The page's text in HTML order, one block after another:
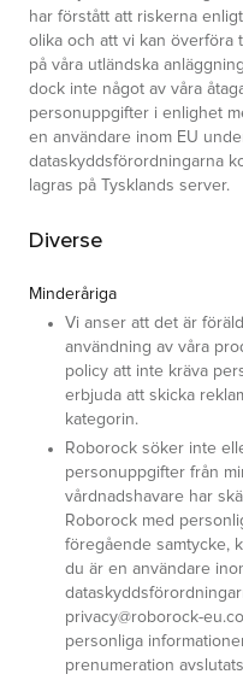
har förstått att riskerna
olika och att vi kan överföra
på våra utländska
dock inte något av våra
personuppgifter i enlighet
en användare inom EU
dataskyddsförordningarna
lagras på Tysklands server.
Diverse
Minderåriga
Vi anser att det är
användning av våra
policy att inte kräva
erbjuda att skicka
kategorin.
Roborock söker inte
personuppgifter från
vårdnadshavare har
Roborock med
föregående samtycke,
du är en användare
privacy@roborock-
personliga
prenumeration